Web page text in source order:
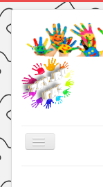
Включить/